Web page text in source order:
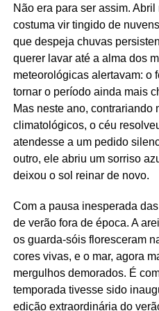
Não era para ser assim.
costuma vir tingido de
que despeja chuvas
querer lavar até a alma dos
meteorológicas alertavam: o
tornar o período ainda mais
Mas neste ano, contrariando
climatológicos, o céu
atendesse a um pedido
outro, ele abriu um sorriso
deixou o sol reinar de novo.
Com a pausa inesperada
de verão fora de época. A
os guarda-sóis floresceram
cores vivas, e o mar, agora
mergulhos demorados. É
temporada tivesse sido
edição extraordinária do